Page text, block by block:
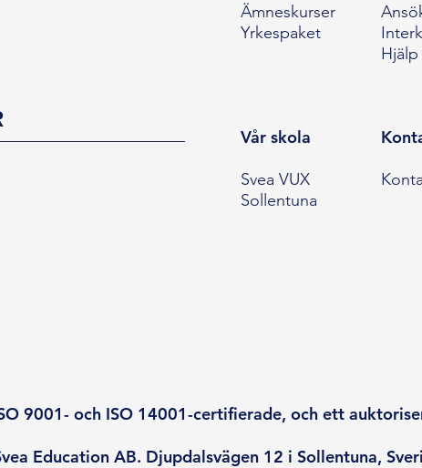
Ämneskurser
Yrkespaket
Vår skola
Svea VUX
Sollentuna
9001- och ISO 14001-certifierade, och ett
Education AB. Djupdalsvägen 12 i Sollentuna,